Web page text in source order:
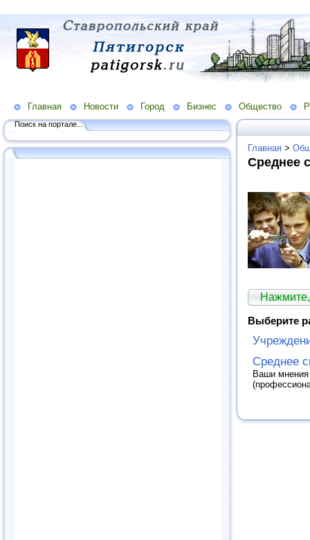
Главная Новости Город Бизнес Общество
Поиск на портале...
Главная >
Среднее
Выберите
Среднее
Ваши мнения